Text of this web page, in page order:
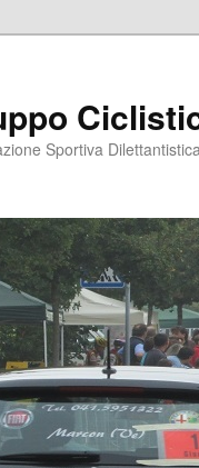
Sportiva Dilettantistica